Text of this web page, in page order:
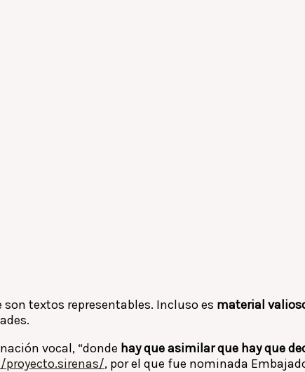
son textos representables. Incluso es material
vocal, “donde hay que asimilar que hay que
, por el que fue nominada